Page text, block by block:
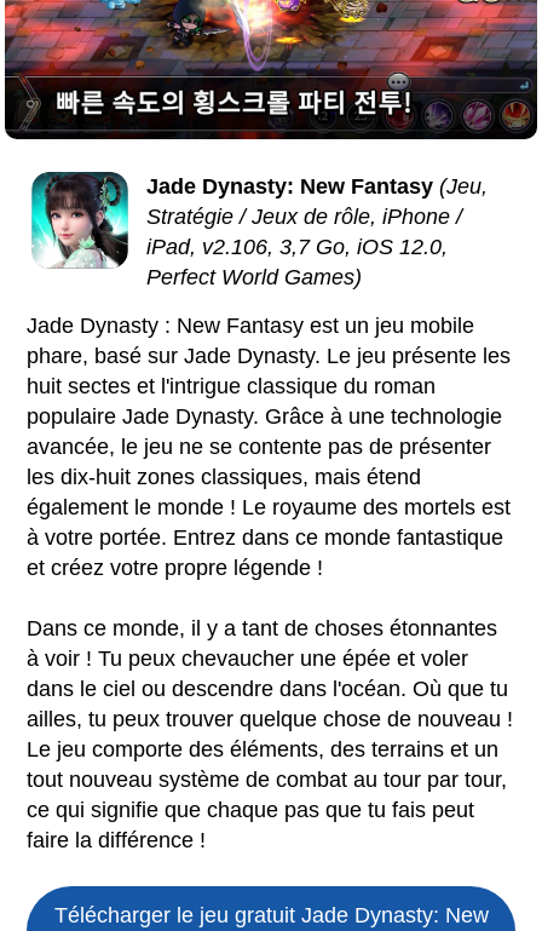
Jade Dynasty: New Fantasy (Jeu,
Stratégie / Jeux de rôle, iPhone /
iPad, v2.106, 3,7 Go, iOS 12.0,
Perfect World Games)
Jade Dynasty : New Fantasy est un jeu mobile
phare, basé sur Jade Dynasty. Le jeu présente les
huit sectes et l'intrigue classique du roman
populaire Jade Dynasty. Grâce à une technologie
avancée, le jeu ne se contente pas de présenter
les dix-huit zones classiques, mais étend
également le monde ! Le royaume des mortels est
à votre portée. Entrez dans ce monde fantastique
et créez votre propre légende !
Dans ce monde, il y a tant de choses étonnantes
à voir ! Tu peux chevaucher une épée et voler
dans le ciel ou descendre dans l'océan. Où que tu
ailles, tu peux trouver quelque chose de nouveau !
Le jeu comporte des éléments, des terrains et un
tout nouveau système de combat au tour par tour,
ce qui signifie que chaque pas que tu fais peut
faire la différence !
Télécharger le jeu gratuit Jade Dynasty: New